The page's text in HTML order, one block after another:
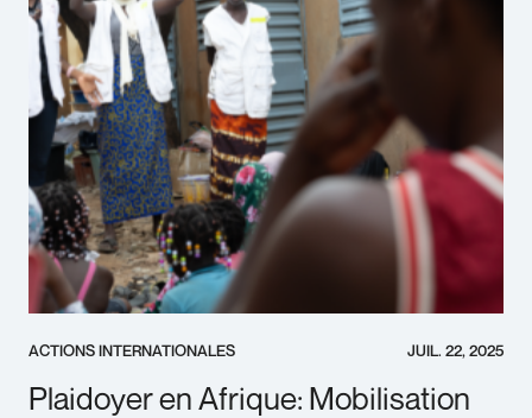
ACTIONS INTERNATIONALES JUIL. 22, 2025
Plaidoyer en Afrique: Mobilisation
Urgence Ebola - Faites un don maintenant